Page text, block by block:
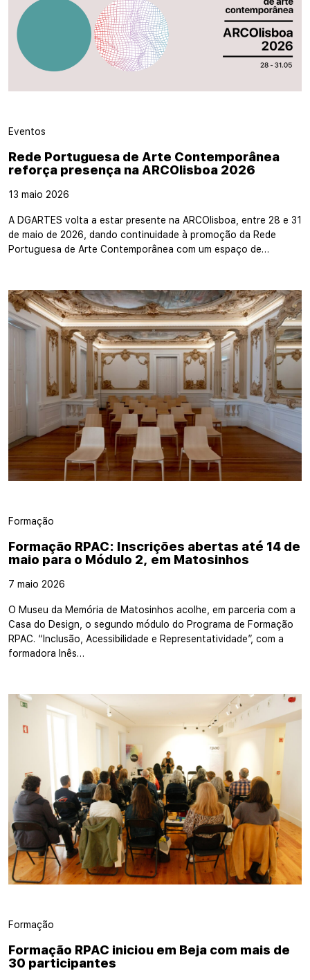
Eventos
Rede Portuguesa de Arte Contemporânea
reforça presença na ARCOlisboa 2026
13 maio 2026
A DGARTES volta a estar presente na ARCOlisboa, entre 28 e 31
de maio de 2026, dando continuidade à promoção da Rede
Portuguesa de Arte Contemporânea com um espaço de…
Formação
Formação RPAC: Inscrições abertas até 14 de
maio para o Módulo 2, em Matosinhos
7 maio 2026
O Museu da Memória de Matosinhos acolhe, em parceria com a
Casa do Design, o segundo módulo do Programa de Formação
RPAC. “Inclusão, Acessibilidade e Representatividade”, com a
formadora Inês…
Formação
Formação RPAC iniciou em Beja com mais de
30 participantes